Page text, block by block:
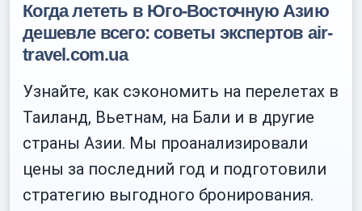
Когда лететь в Юго-Восточную Азию
дешевле всего: советы экспертов air-
travel.com.ua
Узнайте, как сэкономить на перелетах в
Таиланд, Вьетнам, на Бали и в другие
страны Азии. Мы проанализировали
цены за последний год и подготовили
стратегию выгодного бронирования.